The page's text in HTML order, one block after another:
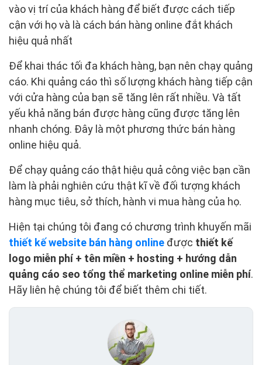
vào vị trí của khách hàng để biết được cách tiếp
cận với họ và là cách bán hàng online đắt khách
hiệu quả nhất
Để khai thác tối đa khách hàng, bạn nên chạy quảng
cáo. Khi quảng cáo thì số lượng khách hàng tiếp cận
với cửa hàng của bạn sẽ tăng lên rất nhiều. Và tất
yếu khả năng bán được hàng cũng được tăng lên
nhanh chóng. Đây là một phương thức bán hàng
online hiệu quả.
Để chạy quảng cáo thật hiệu quả công việc bạn cần
làm là phải nghiên cứu thật kĩ về đối tượng khách
hàng mục tiêu, sở thích, hành vi mua hàng của họ.
Hiện tại chúng tôi đang có chương trình khuyến mãi
thiết kế website bán hàng online được thiết kế
logo miễn phí + tên miền + hosting + hướng dẫn
quảng cáo seo tổng thể marketing online miễn phí.
Hãy liên hệ chúng tôi để biết thêm chi tiết.